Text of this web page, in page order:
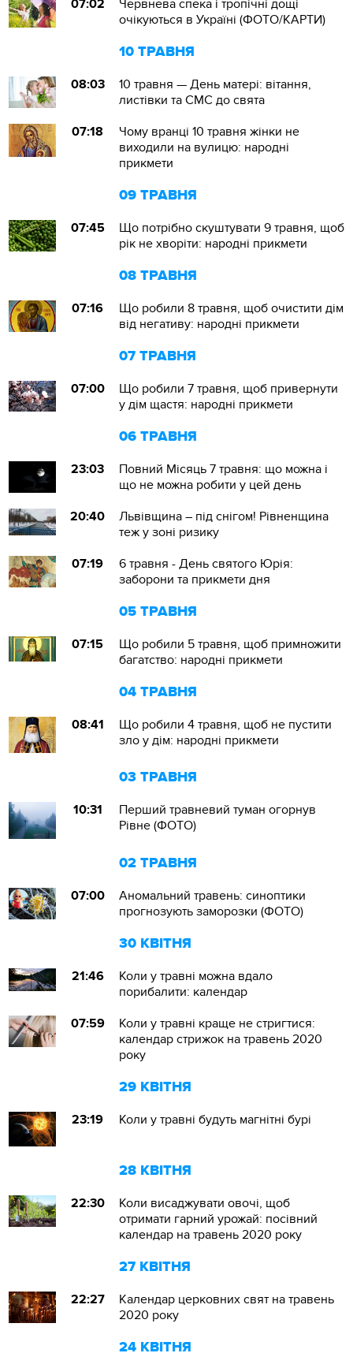
07:02
Червнева спека і тропічні дощі
очікуються в Україні (ФОТО/КАРТИ)
10 ТРАВНЯ
08:03
10 травня — День матері: вітання,
листівки та СМС до свята
07:18
Чому вранці 10 травня жінки не
виходили на вулицю: народні
прикмети
09 ТРАВНЯ
07:45
Що потрібно скуштувати 9 травня, щоб
рік не хворіти: народні прикмети
08 ТРАВНЯ
07:16
Що робили 8 травня, щоб очистити дім
від негативу: народні прикмети
07 ТРАВНЯ
07:00
Що робили 7 травня, щоб привернути
у дім щастя: народні прикмети
06 ТРАВНЯ
23:03
Повний Місяць 7 травня: що можна і
що не можна робити у цей день
20:40
Львівщина – під снігом! Рівненщина
теж у зоні ризику
07:19
6 травня - День святого Юрія:
заборони та прикмети дня
05 ТРАВНЯ
07:15
Що робили 5 травня, щоб примножити
багатство: народні прикмети
04 ТРАВНЯ
08:41
Що робили 4 травня, щоб не пустити
зло у дім: народні прикмети
03 ТРАВНЯ
10:31
Перший травневий туман огорнув
Рівне (ФОТО)
02 ТРАВНЯ
07:00
Аномальний травень: синоптики
прогнозують заморозки (ФОТО)
30 КВІТНЯ
21:46
Коли у травні можна вдало
порибалити: календар
07:59
Коли у травні краще не стригтися:
календар стрижок на травень 2020
року
29 КВІТНЯ
23:19 Коли у травні будуть магнітні бурі
28 КВІТНЯ
22:30
Коли висаджувати овочі, щоб
отримати гарний урожай: посівний
календар на травень 2020 року
27 КВІТНЯ
22:27
Календар церковних свят на травень
2020 року
24 КВІТНЯ